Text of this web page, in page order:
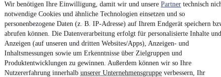
Wir benötigen Ihre Einwilligung, damit wir und unsere Partner technisch
notwendige Cookies und ähnliche Technologien einsetzen und so
personenbezogene Daten (z. B. IP-Adresse) auf Ihrem Endgerät speichern
abrufen können. Die Datenverarbeitung erfolgt für personalisierte Inhalte und
Anzeigen (auf unseren und dritten Websites/Apps), Anzeigen- und
Inhaltsmessungen sowie um Erkenntnisse über Zielgruppen und
Produktentwicklungen zu gewinnen. Außerdem können wir so Ihre
Nutzererfahrung innerhalb unserer Unternehmensgruppe verbessern, Ihr
Erklärung zur Barrierefreiheit
Report Security Vulnerability (English)
Powered by